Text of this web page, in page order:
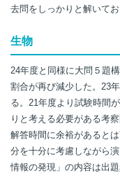
去問をしっかりと解いてお
生物
24年度と同様に大問５題
割合が再び減少した。23
る。21年度より試験時間
りと考える必要がある考
解答時間に余裕があると
分を十分に考慮しながら
情報の発現」の内容は出